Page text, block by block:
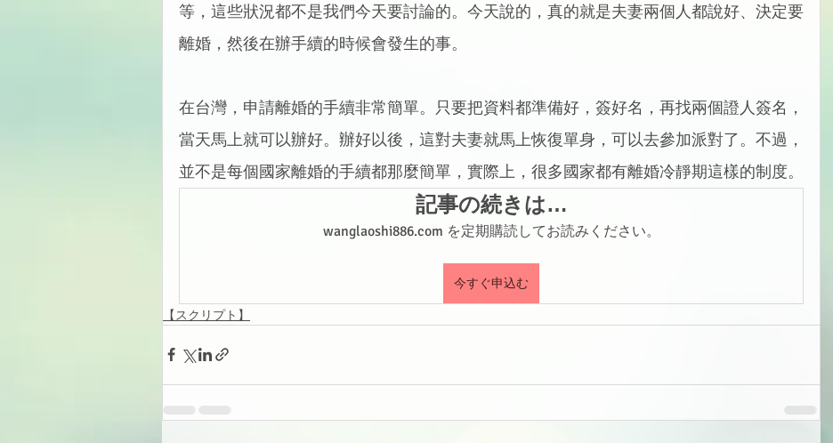
等，這些狀況都不是我們今天要討論的。今天說的，真的就是夫妻兩個人都說好、決定要
離婚，然後在辦手續的時候會發生的事。
在台灣，申請離婚的手續非常簡單。只要把資料都準備好，簽好名，再找兩個證人簽名，
當天馬上就可以辦好。辦好以後，這對夫妻就馬上恢復單身，可以去參加派對了。不過，
並不是每個國家離婚的手續都那麼簡單，實際上，很多國家都有離婚冷靜期這樣的制度。
記事の続きは…
wanglaoshi886.com を定期購読してお読みください。
今すぐ申込む
【スクリプト】